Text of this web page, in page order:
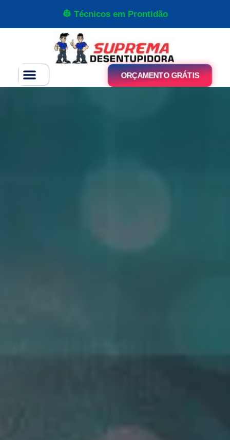
👷 Técnicos em Prontidão
ORÇAMENTO GRÁTIS